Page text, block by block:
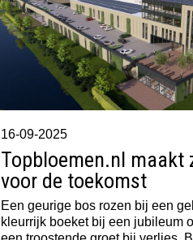
16-09-2025
Topbloemen.nl maakt
voor de toekomst
Een geurige bos rozen bij een
kleurrijk boeket bij een jubileum